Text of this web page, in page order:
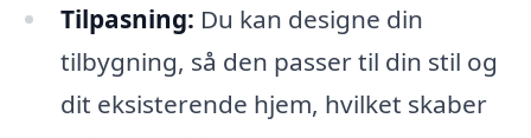
Tilpasning: Du kan designe din
tilbygning, så den passer til din stil og
dit eksisterende hjem, hvilket skaber